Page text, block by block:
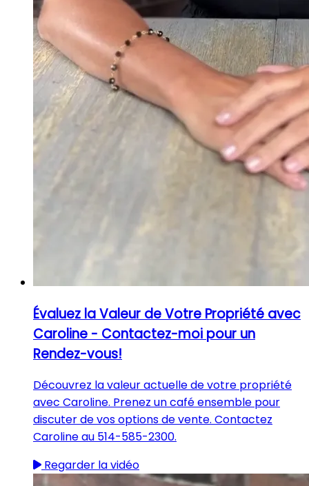
Évaluez la Valeur de Votre Propriété avec
Caroline - Contactez-moi pour un
Rendez-vous!
Découvrez la valeur actuelle de votre propriété
avec Caroline. Prenez un café ensemble pour
discuter de vos options de vente. Contactez
Caroline au 514-585-2300.
Regarder la vidéo